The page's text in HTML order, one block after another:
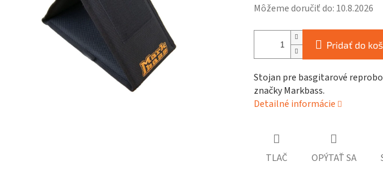
Môžeme doručiť do: 10.8.2026
Pridať do
Stojan pre basgitarové
značky Markbass.
Detailné informácie
TLAČ OPÝTAŤ SA